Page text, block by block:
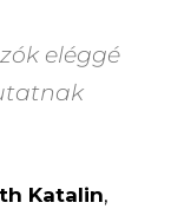
eléggé
Katalin,